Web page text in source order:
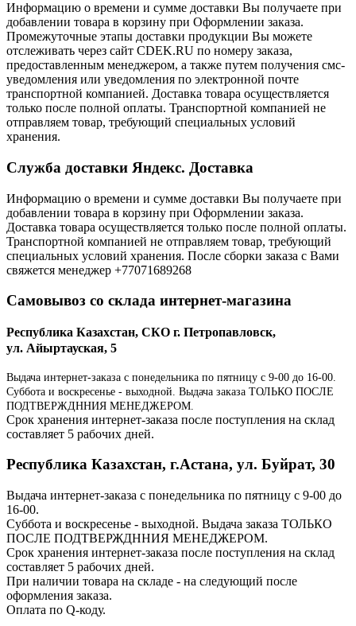
Информацию о времени и сумме доставки Вы получаете при
добавлении товара в корзину при Оформлении заказа.
Промежуточные этапы доставки продукции Вы можете
отслеживать через сайт CDEK.RU по номеру заказа,
предоставленным менеджером, а также путем получения смс-
уведомления или уведомления по электронной почте
транспортной компанией. Доставка товара осуществляется
только после полной оплаты. Транспортной компанией не
отправляем товар, требующий специальных условий
хранения.
Служба доставки Яндекс. Доставка
Информацию о времени и сумме доставки Вы получаете при
добавлении товара в корзину при Оформлении заказа.
Доставка товара осуществляется только после полной оплаты.
Транспортной компанией не отправляем товар, требующий
специальных условий хранения. После сборки заказа с Вами
свяжется менеджер +77071689268
Самовывоз со склада интернет-магазина
Республика Казахстан, СКО г. Петропавловск,
ул. Айыртауская, 5
Выдача интернет-заказа с понедельника по пятницу с 9-00 до 16-00.
Суббота и воскресенье - выходной. Выдача заказа ТОЛЬКО ПОСЛЕ
ПОДТВЕРЖДННИЯ МЕНЕДЖЕРОМ.
Срок хранения интернет-заказа после поступления на склад
составляет 5 рабочих дней.
Республика Казахстан, г.Астана, ул. Буйрат, 30
Выдача интернет-заказа с понедельника по пятницу с 9-00 до
16-00.
Суббота и воскресенье - выходной. Выдача заказа ТОЛЬКО
ПОСЛЕ ПОДТВЕРЖДННИЯ МЕНЕДЖЕРОМ.
Срок хранения интернет-заказа после поступления на склад
составляет 5 рабочих дней.
При наличии товара на складе - на следующий после
оформления заказа.
Оплата по Q-коду.